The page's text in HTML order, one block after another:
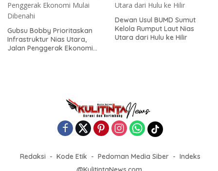
Gubsu Bobby Prioritaskan
Infrastruktur Nias Utara,
Jalan Penggerak Ekonomi
Dewan Usul BUMD Sumut
Kelola Rumput Laut Nias
Utara dari Hulu ke Hilir
Redaksi Kode Etik Pedoman Media Siber
Indeks